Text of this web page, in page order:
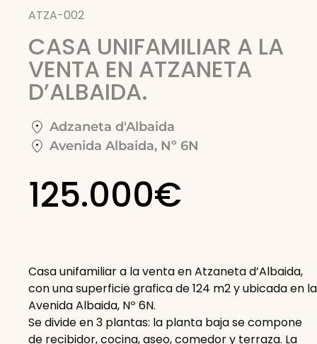
ATZA-002
CASA UNIFAMILIAR A LA
VENTA EN ATZANETA
D’ALBAIDA.
Adzaneta d'Albaida
Avenida Albaida, Nº 6N
125.000€
Casa unifamiliar a la venta en Atzaneta d’Albaida,
con una superficie grafica de 124 m2 y ubicada en la
Avenida Albaida, Nº 6N.
Se divide en 3 plantas: la planta baja se compone
de recibidor, cocina, aseo, comedor y terraza. La